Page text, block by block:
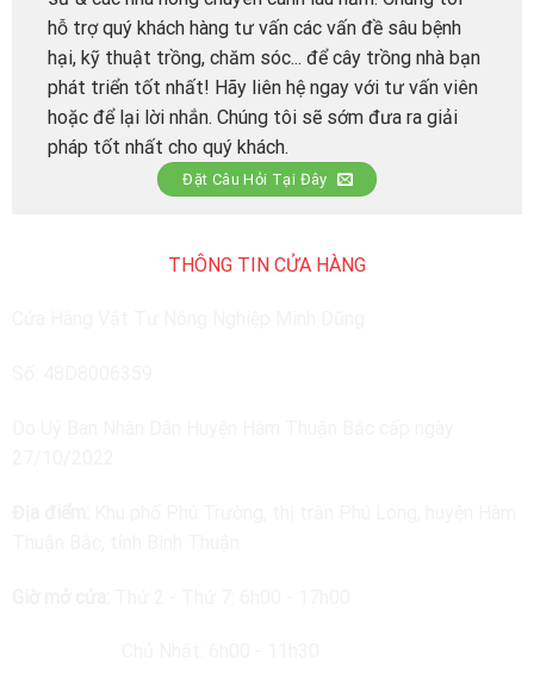
hỗ trợ quý khách hàng tư vấn các vấn đề sâu bệnh
hại, kỹ thuật trồng, chăm sóc... để cây trồng nhà bạn
phát triển tốt nhất! Hãy liên hệ ngay với tư vấn viên
hoặc để lại lời nhắn. Chúng tôi sẽ sớm đưa ra giải
pháp tốt nhất cho quý khách.
Đặt Câu Hỏi Tại Đây
THÔNG TIN CỬA HÀNG